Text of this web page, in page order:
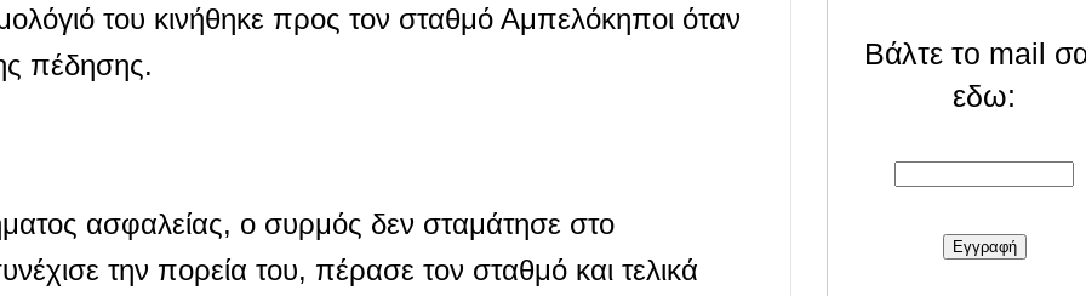
του κινήθηκε προς τον σταθμό Αμπελόκηποι όταν
πέδησης.
ασφαλείας, ο συρμός δεν σταμάτησε στο
την πορεία του, πέρασε τον σταθμό και τελικά
Βάλτε το mail
εδω: